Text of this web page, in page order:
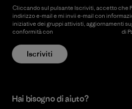
Cliccando sul pulsante Iscriviti, accetto che
indirizzo e-mail e mi invii e-mail con
iniziative dei gruppi attivisti, aggiornamenti
conformità con
di
Iscriviti
Hai bisogno di aiuto?